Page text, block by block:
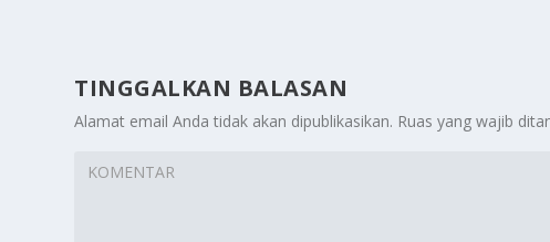
TINGGALKAN BALASAN
Alamat email Anda tidak akan dipublikasikan. Ruas yang wajib